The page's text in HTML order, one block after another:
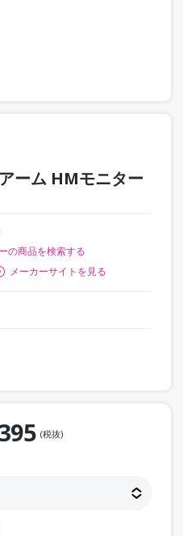
ーム HMモニター
の商品を検索する
メーカーサイトを見る
(税抜)